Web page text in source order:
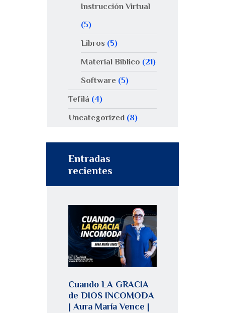
Instrucción Virtual
(5)
Libros (5)
Material Bíblico (21)
Software(5)
Tefilá (4)
Uncategorized (8)
Entradas
recientes
Cuando LA GRACIA
de DIOS INCOMODA
| Aura María Vence |